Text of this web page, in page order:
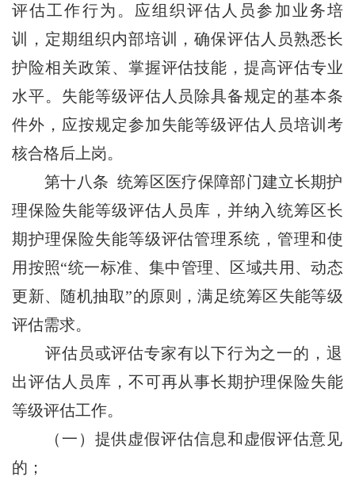
评估工作行为。应组织评估人员参加业务培
训，定期组织内部培训，确保评估人员熟悉长
护险相关政策、掌握评估技能，提高评估专业
水平。失能等级评估人员除具备规定的基本条
件外，应按规定参加失能等级评估人员培训考
核合格后上岗。
第十八条 统筹区医疗保障部门建立长期护
理保险失能等级评估人员库，并纳入统筹区长
期护理保险失能等级评估管理系统，管理和使
用按照“统一标准、集中管理、区域共用、动态
更新、随机抽取”的原则，满足统筹区失能等级
评估需求。
评估员或评估专家有以下行为之一的，退
出评估人员库，不可再从事长期护理保险失能
等级评估工作。
（一）提供虚假评估信息和虚假评估意见
的；